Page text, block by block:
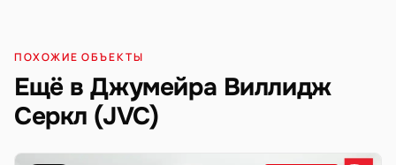
ПОХОЖИЕ ОБЪЕКТЫ
Ещё в Джумейра Виллидж
Серкл (JVC)